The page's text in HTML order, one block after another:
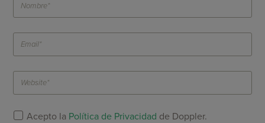
Acepto la Política de Privacidad de Doppler.